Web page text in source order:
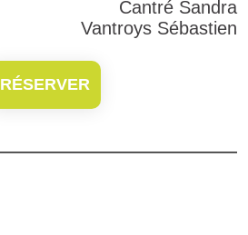
Cantré Sandra
Vantroys Sébastien
RÉSERVER